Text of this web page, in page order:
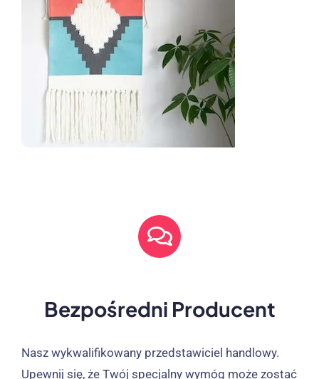
Bezpośredni Producent
Nasz wykwalifikowany przedstawiciel handlowy.
Upewnij się, że Twój specjalny wymóg może zostać